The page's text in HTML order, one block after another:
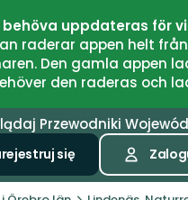
uppdateras för
raderar appen helt
Den gamla
den raderas och
Przewodniki
się